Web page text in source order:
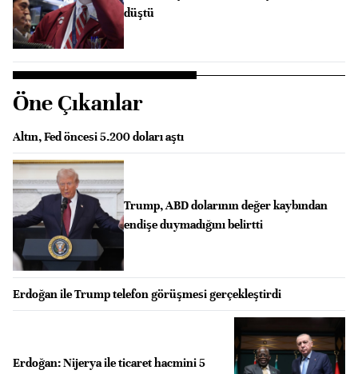
düştü
Öne Çıkanlar
Altın, Fed öncesi 5.200 doları aştı
Trump, ABD dolarının değer kaybından
endişe duymadığını belirtti
Erdoğan ile Trump telefon görüşmesi gerçekleştirdi
Erdoğan: Nijerya ile ticaret hacmini 5